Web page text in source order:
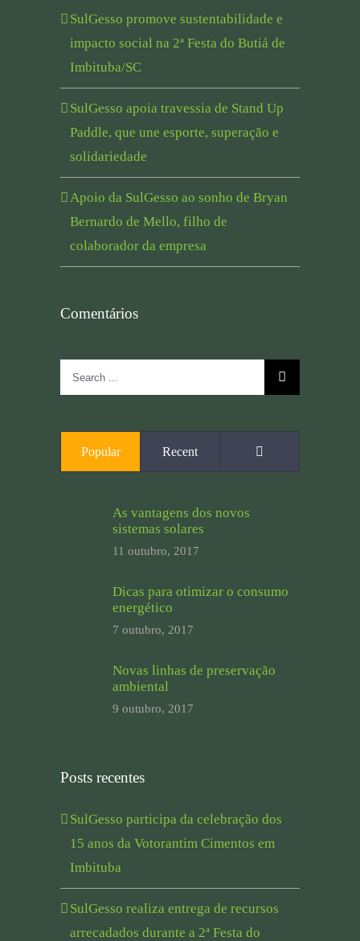
SulGesso promove sustentabilidade e
impacto social na 2ª Festa do Butiá de
Imbituba/SC
SulGesso apoia travessia de Stand Up
Paddle, que une esporte, superação e
solidariedade
Apoio da SulGesso ao sonho de Bryan
Bernardo de Mello, filho de
colaborador da empresa
Comentários
Search
for:
Popular Recent
As vantagens dos novos
sistemas solares
11 outubro, 2017
Dicas para otimizar o consumo
energético
7 outubro, 2017
Novas linhas de preservação
ambiental
9 outubro, 2017
Posts recentes
SulGesso participa da celebração dos
15 anos da Votorantim Cimentos em
Imbituba
SulGesso realiza entrega de recursos
arrecadados durante a 2ª Festa do